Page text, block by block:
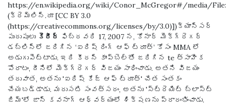
https://en.wikipedia.org/wiki/Conor_McGregor#/media/
(క్రెమ్లిన్.రూ [CC BY 3.0
(https://creativecommons.org/licenses/by/3.0)])క్యాన్సర్
పురుషులు కెరీర్ ఫిబ్రవరి 17, 2007 న, కోనార్ మెక్‌గ్రెగర్
డబ్లిన్‌లో జరిగిన ‘ఐరిష్ రింగ్ ఆఫ్ ట్రూత్’ కోసం MMA లో
అడుగుపెట్టాడు. ఇది కీరన్ కాంప్‌బెల్‌తో జరిగిన te త్సాహిక
పోరాటం, దీనిలో మెక్‌గ్రెగర్ విజయం సాధించాడు. అతని విజయం
తరువాత, అతను 'ఐరిష్ కేజ్ ఆఫ్ ట్రూత్' చేత సంతకం
చేయబడ్డాడు. మరుసటి సంవత్సరం, అతను 'స్ట్రెయిట్ బ్లాస్ట్
జిమ్'లో జాన్ కవనాగ్ ఆధ్వర్యంలో శిక్షణను ప్రారంభించాడు.